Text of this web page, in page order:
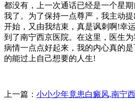
都没有，上一次通话已经是一个星
我了。为了保持一点尊严，我主动
开始，又由我结束，真是讽刺啊!幸
到了南宁西京医院。在这里，医生
病情一点点好起来，我的内心真的
的能过上自己想要的人生!
上一篇： 小小少年竟患白癜风,南宁